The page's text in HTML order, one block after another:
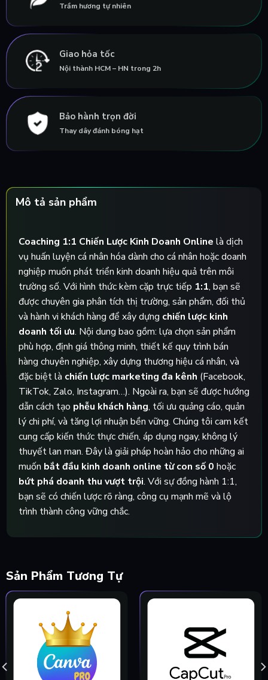
Trầm hương tự nhiên
Giao hỏa tốc
Nội thành HCM – HN trong 2h
Bảo hành trọn đời
Thay dây đánh bóng hạt
Mô tả sản phẩm
Coaching 1:1 Chiến Lược Kinh Doanh Online là dịch
vụ huấn luyện cá nhân hóa dành cho cá nhân hoặc doanh
nghiệp muốn phát triển kinh doanh hiệu quả trên môi
trường số. Với hình thức kèm cặp trực tiếp 1:1, bạn sẽ
được chuyên gia phân tích thị trường, sản phẩm, đối thủ
và hành vi khách hàng để xây dựng chiến lược kinh
doanh tối ưu. Nội dung bao gồm: lựa chọn sản phẩm
phù hợp, định giá thông minh, thiết kế quy trình bán
hàng chuyên nghiệp, xây dựng thương hiệu cá nhân, và
đặc biệt là chiến lược marketing đa kênh (Facebook,
TikTok, Zalo, Instagram…). Ngoài ra, bạn sẽ được hướng
dẫn cách tạo phễu khách hàng, tối ưu quảng cáo, quản
lý chi phí, và tăng lợi nhuận bền vững. Chúng tôi cam kết
cung cấp kiến thức thực chiến, áp dụng ngay, không lý
thuyết lan man. Đây là giải pháp hoàn hảo cho những ai
muốn bắt đầu kinh doanh online từ con số 0 hoặc
bứt phá doanh thu vượt trội. Với sự đồng hành 1:1,
bạn sẽ có chiến lược rõ ràng, công cụ mạnh mẽ và lộ
trình thành công vững chắc.
Sản Phẩm Tương Tự